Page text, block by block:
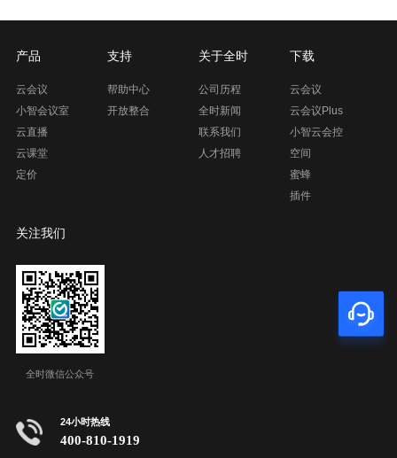
产品
云会议
小智会议室
云直播
云课堂
定价
支持
帮助中心
开放整合
关于全时
公司历程
全时新闻
联系我们
人才招聘
下载
云会议
云会议Plus
小智云会控
空间
蜜蜂
插件
关注我们
全时微信公众号
24小时热线
400-810-1919